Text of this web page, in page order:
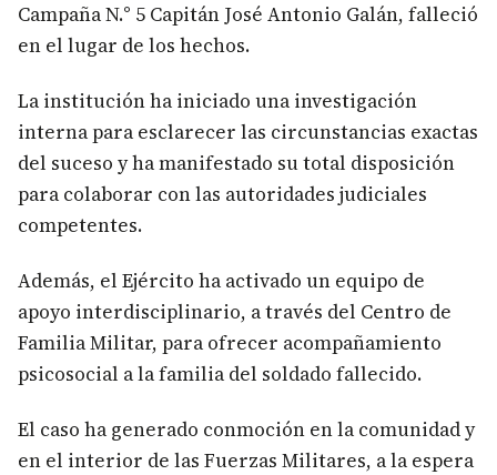
Campaña N.° 5 Capitán José Antonio Galán, falleció
en el lugar de los hechos.
La institución ha iniciado una investigación
interna para esclarecer las circunstancias exactas
del suceso y ha manifestado su total disposición
para colaborar con las autoridades judiciales
competentes.
Además, el Ejército ha activado un equipo de
apoyo interdisciplinario, a través del Centro de
Familia Militar, para ofrecer acompañamiento
psicosocial a la familia del soldado fallecido.
El caso ha generado conmoción en la comunidad y
en el interior de las Fuerzas Militares, a la espera